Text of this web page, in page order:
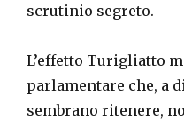
scrutinio segreto.
L’effetto Turigliatto
parlamentare che, a
sembrano ritenere,